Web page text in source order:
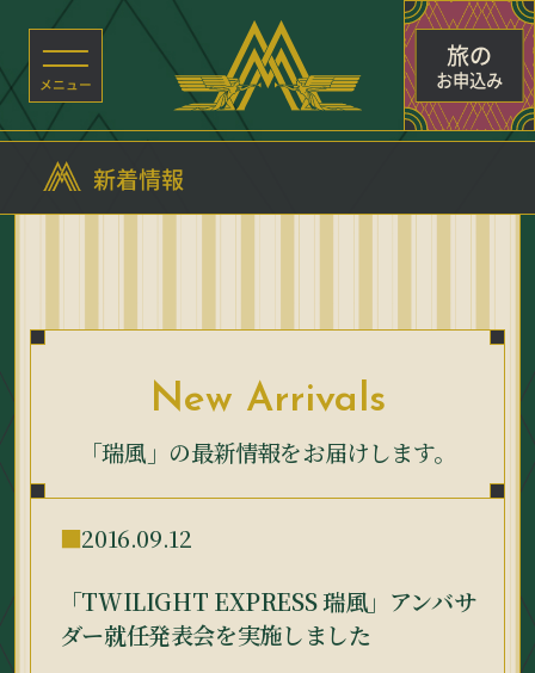
旅の
お申込み
新着情報
New Arrivals
「瑞風」の最新情報をお届けします。
2016.09.12
「TWILIGHT EXPRESS 瑞風」アンバサ
ダー就任発表会を実施しました